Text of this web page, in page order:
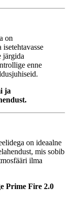
on
järgida
enne
ja
on ideaalne
mis sobib
ilma
Prime Fire 2.0